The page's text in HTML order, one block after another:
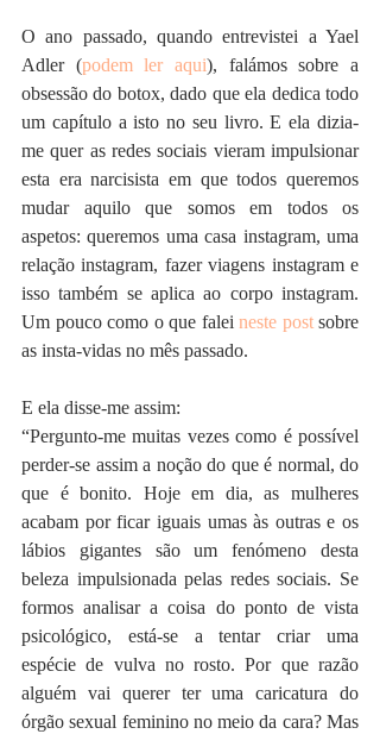
O ano passado, quando entrevistei a Yael
Adler (podem ler aqui), falámos sobre a
obsessão do botox, dado que ela dedica todo
um capítulo a isto no seu livro. E ela dizia-
me quer as redes sociais vieram impulsionar
esta era narcisista em que todos queremos
mudar aquilo que somos em todos os
aspetos: queremos uma casa instagram, uma
relação instagram, fazer viagens instagram e
isso também se aplica ao corpo instagram.
Um pouco como o que falei neste post sobre
as insta-vidas no mês passado.
E ela disse-me assim:
“Pergunto-me muitas vezes como é possível
perder-se assim a noção do que é normal, do
que é bonito. Hoje em dia, as mulheres
acabam por ficar iguais umas às outras e os
lábios gigantes são um fenómeno desta
beleza impulsionada pelas redes sociais. Se
formos analisar a coisa do ponto de vista
psicológico, está-se a tentar criar uma
espécie de vulva no rosto. Por que razão
alguém vai querer ter uma caricatura do
órgão sexual feminino no meio da cara? Mas